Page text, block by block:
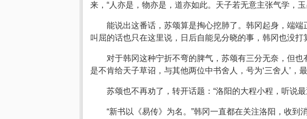
来，“人亦是，物亦是，道亦如此。天子若无意主张气学，
能说出这番话，苏颂算是掏心挖肺了。韩冈起身，端
叫屈的话也只在这里说，日后自能见分晓的事，韩冈也没
对于韩冈这种宁折不弯的脾气，苏颂有三分无奈，但
是不肯给天子草诏，与其他两位中书舍人，号为‘三舍人’，
苏颂也不再劝了，转开话题：“洛阳的大程小程，听说
“新书以《易传》为名。”韩冈一直都在关注洛阳，收